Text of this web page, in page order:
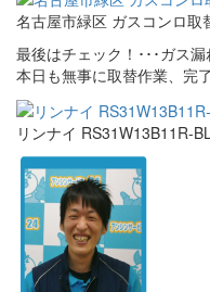
名古屋市緑区 ガスコンロ取
最後はチェック！･･･ガス
本日も無事に取替作業、完
リンナイ RS31W13B11R-BL